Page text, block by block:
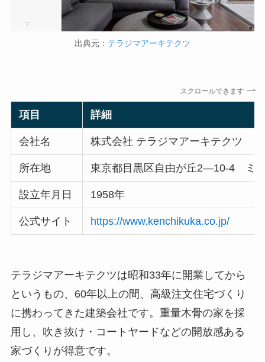
出典元： テラジマアーキテクツ
スクロールできます
項目 詳細
会社名 株式会社 テラジマアーキテクツ
所在地 東京都目黒区自由が丘2―10-4 ミ
設立年月日 1958年
公式サイト https://www.kenchikuka.co.jp/
テラジマアーキテクツは昭和33年に開業してから
というもの、60年以上の間、高級注文住宅づくり
に携わってきた建築会社です。重量木骨の家を採
用し、吹き抜け・コートヤードなどの開放感ある
家づくりが得意です。